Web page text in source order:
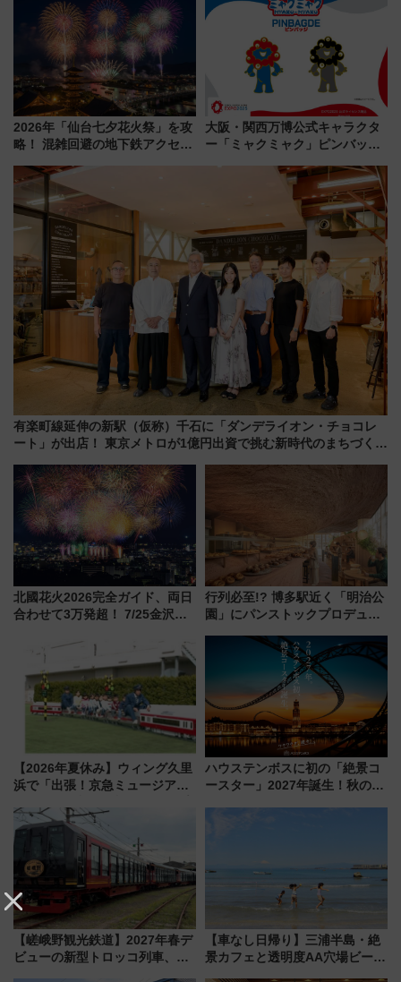
2026年「仙台七夕花火祭」を攻
略！ 混雑回避の地下鉄アクセス
火前に楽しむ仙台観光ルートま
で解説！
大阪・関西万博公式キャラクタ
ー「ミャクミャク」ピンバッジ
有楽町線延伸の新駅（仮称）千石に「ダンデライオン・チョコレ
ート」が出店！ 東京メトロが1億円出資で挑む新時代のまちづくり
北國花火2026完全ガイド、両日
合わせて3万発超！ 7/25金沢大
会の日程・アクセス・観覧席ま
とめ（石川県）
行列必至!? 博多駅近く「明治公
園」にパンストックプロデュー
オープン 秋からはビストロ営業
【2026年夏休み】ウィング久里
浜で「出張！京急ミュージア
ラリーや子ども制服撮影も
ハウステンボスに初の「絶景コ
ースター」2027年誕生！秋の
ろも一挙紹介
【嵯峨野観光鉄道】2027年春デ
ビューの新型トロッコ列車、い
【車なし日帰り】三浦半島・絶
景カフェと透明度AA穴場ビーチ